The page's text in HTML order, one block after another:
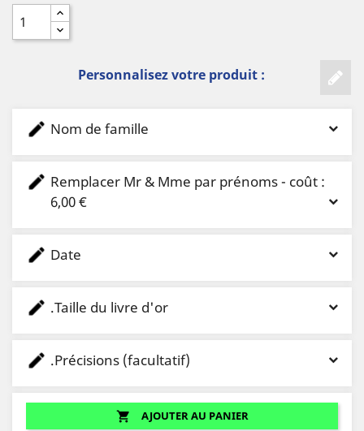
Personnalisez votre produit :
Nom de famille
Remplacer Mr & Mme par prénoms - coût :
6,00 €
Date
.Taille du livre d'or
.Précisions (facultatif)
shopping_cart AJOUTER AU PANIER